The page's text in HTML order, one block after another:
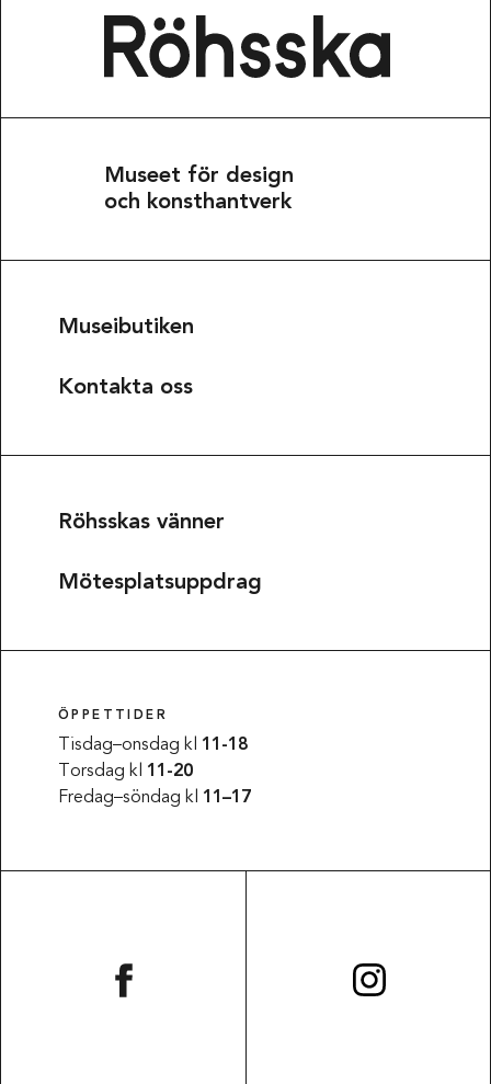
Museet för design
och konsthantverk
Museibutiken
Kontakta oss
Röhsskas vänner
Mötesplatsuppdrag
ÖPPETTIDER
Tisdag–onsdag kl 11-18
Torsdag kl 11-20
Fredag–söndag kl 11–17